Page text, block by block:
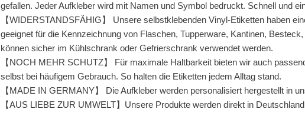
gefallen. Jeder Aufkleber wird mit Namen und Symbol bedruckt. Schnell und
【WIDERSTANDSFÄHIG】 Unsere selbstklebenden Vinyl-Etiketten haben
geeignet für die Kennzeichnung von Flaschen, Tupperware, Kantinen,
können sicher im Kühlschrank oder Gefrierschrank verwendet werden.
【NOCH MEHR SCHUTZ】 Für maximale Haltbarkeit bieten wir auch
selbst bei häufigem Gebrauch. So halten die Etiketten jedem Alltag stand.
【MADE IN GERMANY】 Die Aufkleber werden personalisiert hergestellt in
【AUS LIEBE ZUR UMWELT】Unsere Produkte werden direkt in